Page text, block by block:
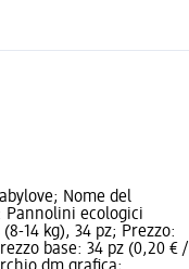
Nome del
Pannolini ecologici
14 kg), 34 pz; Prezzo:
base: 34 pz (0,20 € /